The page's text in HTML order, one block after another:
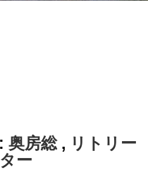
奥房総, リトリー
ー